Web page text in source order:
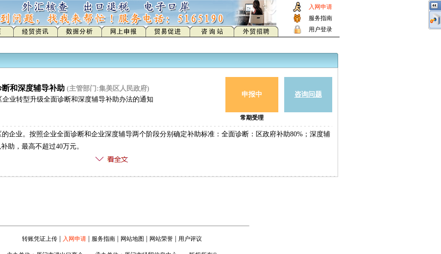
入网申请
服务指南
用户登录
和深度辅导补助 (主管部门:集美区人民政府)
业转型升级全面诊断和深度辅导补助办法的通知
申报中 咨询问题
常期受理
企业。按照企业全面诊断和企业深度辅导两个阶段分别确定补助标准：全面诊断：区政府补助80%；深度辅
助，最高不超过40万元。
转账凭证上传| 入网申请| 服务指南| 网站地图 网站荣誉| 用户评议